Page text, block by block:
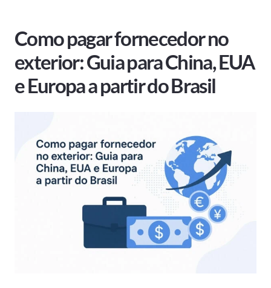
Como pagar fornecedor no
exterior: Guia para China, EUA
e Europa a partir do Brasil